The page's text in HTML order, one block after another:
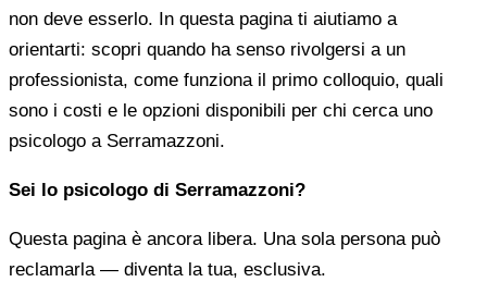
non deve esserlo. In questa pagina ti aiutiamo a
orientarti: scopri quando ha senso rivolgersi a un
professionista, come funziona il primo colloquio, quali
sono i costi e le opzioni disponibili per chi cerca uno
psicologo a Serramazzoni.
Sei lo psicologo di Serramazzoni?
Questa pagina è ancora libera. Una sola persona può
reclamarla — diventa la tua, esclusiva.